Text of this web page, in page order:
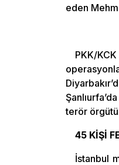
eden
PKK/
terör
45 KİŞİ
İstanbul